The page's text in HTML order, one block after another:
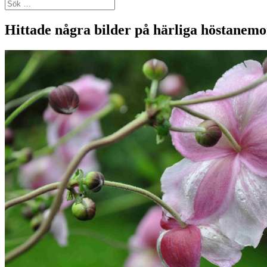
Sök
efter:
Hittade några bilder på härliga